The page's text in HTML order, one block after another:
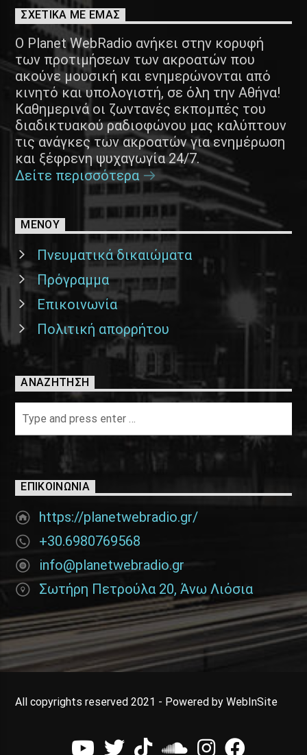
ΣΧΕΤΙΚΑ ΜΕ ΕΜΑΣ
Ο Planet WebRadio ανήκει στην κορυφή
των προτιμήσεων των ακροατών που
ακούνε μουσική και ενημερώνονται από
κινητό και υπολογιστή, σε όλη την Αθήνα!
Καθημερινά οι ζωντανές εκπομπές του
διαδικτυακού ραδιοφώνου μας καλύπτουν
τις ανάγκες των ακροατών για ενημέρωση
και ξέφρενη ψυχαγωγία 24/7.
Δείτε περισσότερα
ΜΕΝΟΥ
Πνευματικά δικαιώματα
Πρόγραμμα
Επικοινωνία
Πολιτική απορρήτου
ΑΝΑΖΉΤΗΣΗ
ΕΠΙΚΟΙΝΩΝΊΑ
https://planetwebradio.gr/
+30.6980769568
info@planetwebradio.gr
Σωτήρη Πετρούλα 20, Άνω Λιόσια
All copyrights reserved 2021 - Powered by WebInSite